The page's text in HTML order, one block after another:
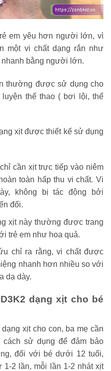
em yêu hơn người lớn, vì
một vi chất dạng rắn như
nhanh bằng người lớn.
thường được sử dụng cho
thể thao ( bơi lội, thể
xịt được thiết kế sử dụng
cần xịt trực tiếp vào niêm
toàn hấp thu vi chất. Vi
không bị tác động bởi
đổi.
xịt này thường được trang
trẻ em như hoa quả.
chỉ ra rằng, vi chất được
nhanh hơn nhiều so với
dạ dày.
dạng xịt cho bé
xịt cho con, ba mẹ cần
sử dụng để đảm bảo
đối với bé dưới 12 tuổi,
1-2 lần, mỗi lần 1-2 nhát xịt